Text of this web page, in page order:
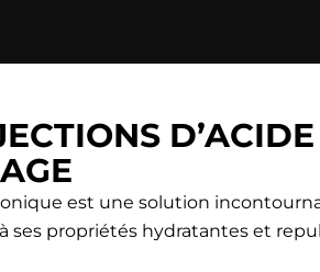
est une solution
à ses propriétés hydratantes et